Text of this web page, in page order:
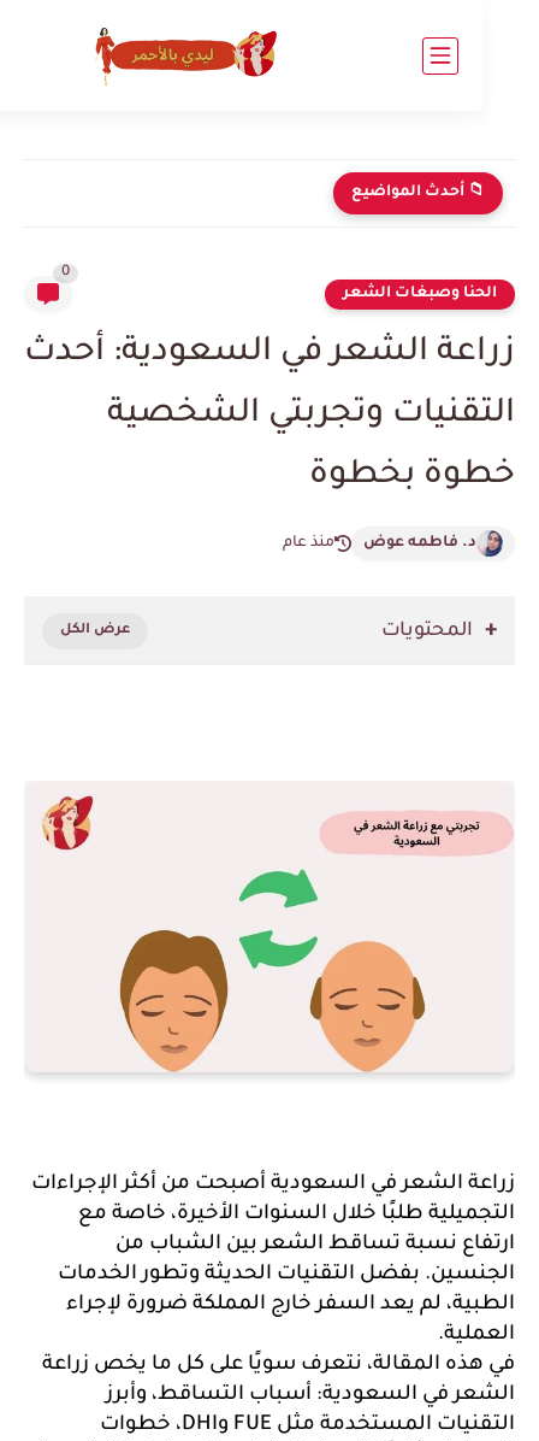
أحدث المواضيع
وصبغات الشعر
الشعر في السعودية: أحدث
وتجربتي الشخصية
بخطوة
د. فاطمه عوض منذ عام
المحتويات
زراعة الشعر في السعودية أصبحت من أكثر الإجراءات
التجميلية طلبًا خلال السنوات الأخيرة، خاصة مع
ارتفاع نسبة تساقط الشعر بين الشباب من
الجنسين. بفضل التقنيات الحديثة وتطور الخدمات
الطبية، لم يعد السفر خارج المملكة ضرورة لإجراء
في هذه المقالة، نتعرف سويًا على كل ما يخص زراعة
الشعر في السعودية: أسباب التساقط، وأبرز
التقنيات المستخدمة مثل FUE وDHI، خطوات